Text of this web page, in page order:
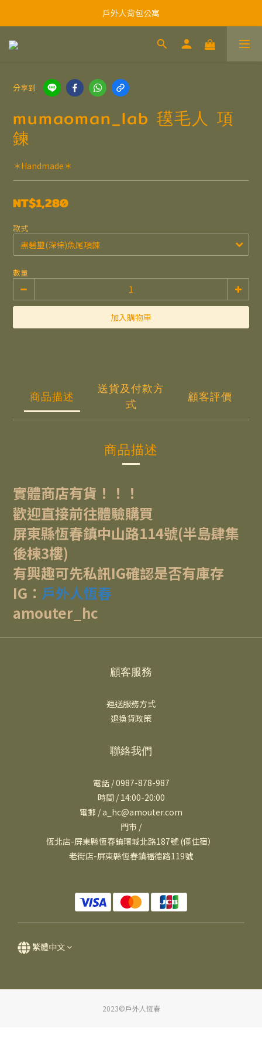
戶外人背包公寓
分享到
mumaoman_lab 氁毛人 項
鍊
＊Handmade＊
NT$1,280
款式
數量
加入購物車
商品描述
送貨及付款方
式
顧客評價
商品描述
實體商店有貨！！！
歡迎直接前往體驗購買
屏東縣恆春鎮中山路114號(半島肆集
後棟3樓)
有興趣可先私訊IG確認是否有庫存
IG： 戶外人恆春
amouter_hc
顧客服務
運送服務方式
退換貨政策
聯絡我們
電話 / 0987-878-987
時間 / 14:00-20:00
電郵 / a_hc@amouter.com
門市 /
恆北店-屏東縣恆春鎮環城北路187號 (僅住宿）
老街店-屏東縣恆春鎮福德路119號
繁體中文
2023©戶外人恆春